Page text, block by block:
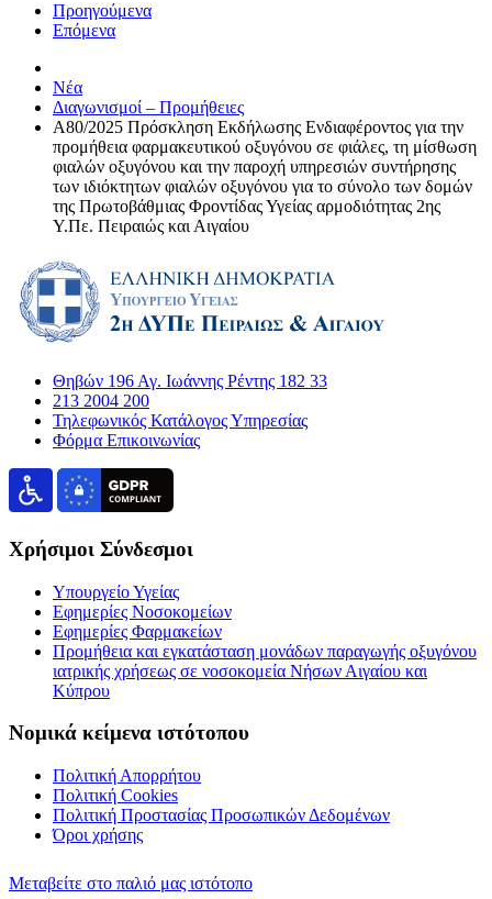
Προηγούμενα
Επόμενα
Νέα
Διαγωνισμοί – Προμήθειες
Α80/2025 Πρόσκληση Εκδήλωσης Ενδιαφέροντος για την
προμήθεια φαρμακευτικού οξυγόνου σε φιάλες, τη μίσθωση
φιαλών οξυγόνου και την παροχή υπηρεσιών συντήρησης
των ιδιόκτητων φιαλών οξυγόνου για το σύνολο των δομών
της Πρωτοβάθμιας Φροντίδας Υγείας αρμοδιότητας 2ης
Υ.Πε. Πειραιώς και Αιγαίου
Θηβών 196 Αγ. Ιωάννης Ρέντης 182 33
213 2004 200
Τηλεφωνικός Κατάλογος Υπηρεσίας
Φόρμα Επικοινωνίας
Χρήσιμοι Σύνδεσμοι
Υπουργείο Υγείας
Εφημερίες Νοσοκομείων
Εφημερίες Φαρμακείων
Προμήθεια και εγκατάσταση μονάδων παραγωγής οξυγόνου
ιατρικής χρήσεως σε νοσοκομεία Νήσων Αιγαίου και
Κύπρου
Νομικά κείμενα ιστότοπου
Πολιτική Απορρήτου
Πολιτική Cookies
Πολιτική Προστασίας Προσωπικών Δεδομένων
Όροι χρήσης
Μεταβείτε στο παλιό μας ιστότοπο